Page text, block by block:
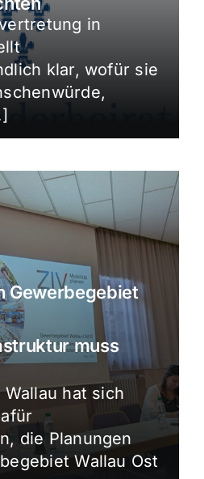
in
klar, wofür sie
Gewerbegebiet
muss
hat sich
die Planungen
Wallau Ost